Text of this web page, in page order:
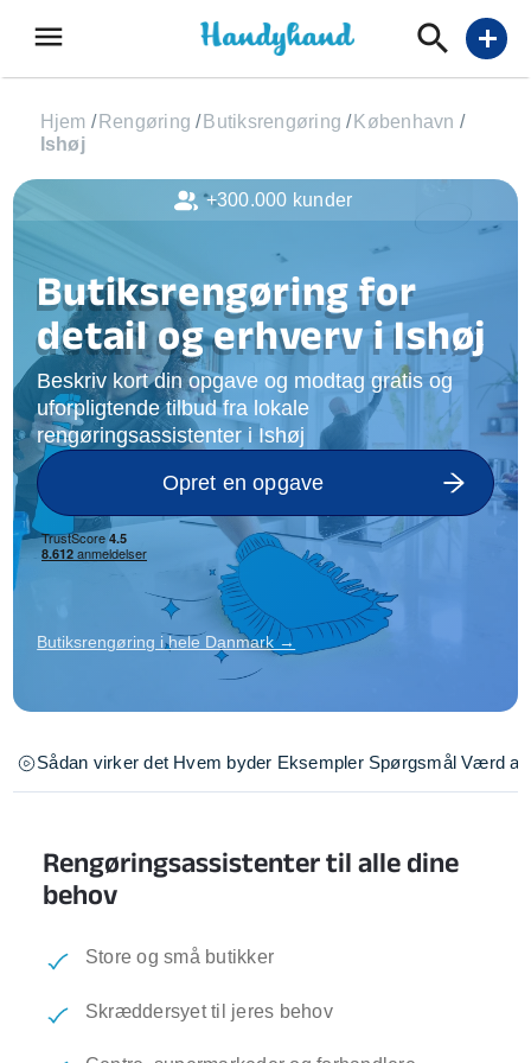
menu add
Hjem / Rengøring / Butiksrengøring / København /
Ishøj
Butiksrengøring for
detail og erhverv i Ishøj
Beskriv kort din opgave og modtag gratis og
uforpligtende tilbud fra lokale
rengøringsassistenter i Ishøj
Opret en opgave
Butiksrengøring i hele Danmark →
Sådan virker det Hvem byder Eksempler Spørgsmål Værd at
Rengøringsassistenter til alle dine
behov
Store og små butikker
Skræddersyet til jeres behov
+300.000 kunder